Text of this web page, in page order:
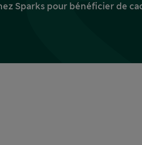
Sparks pour bénéficier de